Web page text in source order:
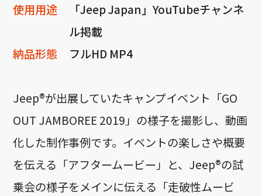
使用用途
「Jeep Japan」YouTubeチャンネ
ル掲載
納品形態
フルHD MP4
Jeep®が出展していたキャンプイベント「GO
OUT JAMBOREE 2019」の様子を撮影し、動画
化した制作事例です。イベントの楽しさや概要
を伝える「アフタームービー」と、Jeep®の試
乗会の様子をメインに伝える「走破性ムービ